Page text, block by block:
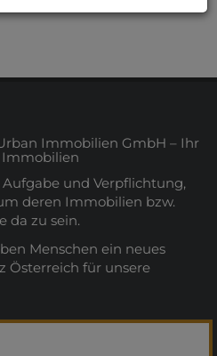
Immobilien GmbH – Ihr
und Verpflichtung,
deren Immobilien bzw.
da zu sein.
Menschen ein neues
Österreich für unsere